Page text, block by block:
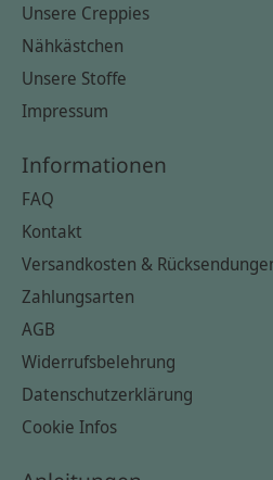
Unsere Creppies
Nähkästchen
Unsere Stoffe
Impressum
Informationen
FAQ
Kontakt
Versandkosten &
Zahlungsarten
AGB
Widerrufsbelehrung
Datenschutzerklärung
Cookie Infos